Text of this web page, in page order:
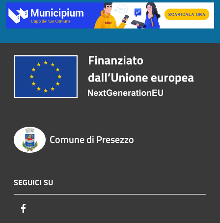
Comune di Presezzo
SEGUICI SU